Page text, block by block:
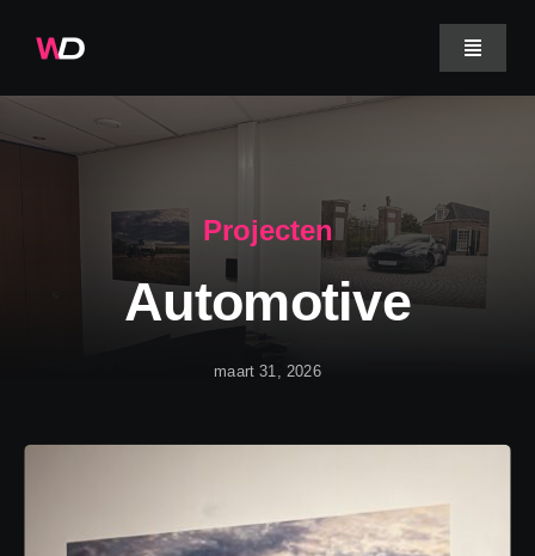
Toggle
Projecten
Werkwijze
Projecten
Automotive
maart 31, 2026